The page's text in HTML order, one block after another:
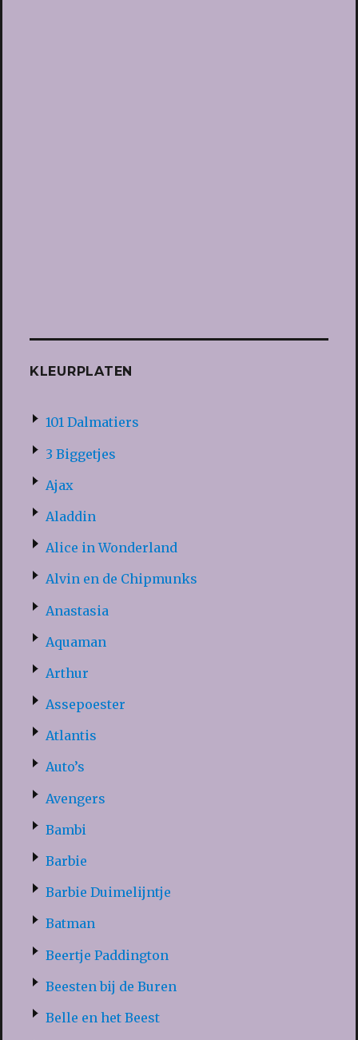
KLEURPLATEN
101 Dalmatiers
3 Biggetjes
Ajax
Aladdin
Alice in Wonderland
Alvin en de Chipmunks
Anastasia
Aquaman
Arthur
Assepoester
Atlantis
Auto’s
Avengers
Bambi
Barbie
Barbie Duimelijntje
Batman
Beertje Paddington
Beesten bij de Buren
Belle en het Beest